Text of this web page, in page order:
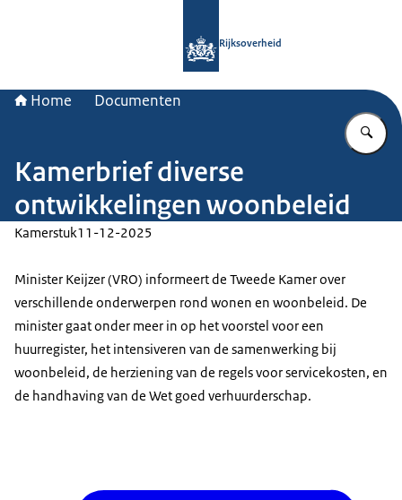
Rijksoverheid
Home Documenten
Kamerbrief diverse
ontwikkelingen woonbeleid
Kamerstuk11-12-2025
Minister Keijzer (VRO) informeert de Tweede Kamer over
verschillende onderwerpen rond wonen en woonbeleid. De
minister gaat onder meer in op het voorstel voor een
huurregister, het intensiveren van de samenwerking bij
woonbeleid, de herziening van de regels voor servicekosten, en
de handhaving van de Wet goed verhuurderschap.